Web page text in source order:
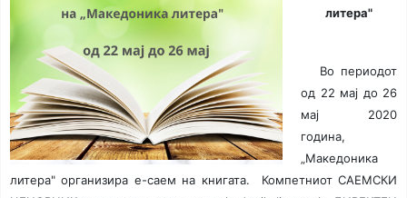
литера"
Во периодот
од 22 мај до 26
мај 2020
година,
„Maкедоника
литера" организира е-саем на книгата. Компетниот САЕМСКИ